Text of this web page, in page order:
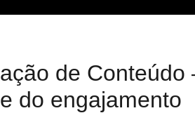
de
do engajamento